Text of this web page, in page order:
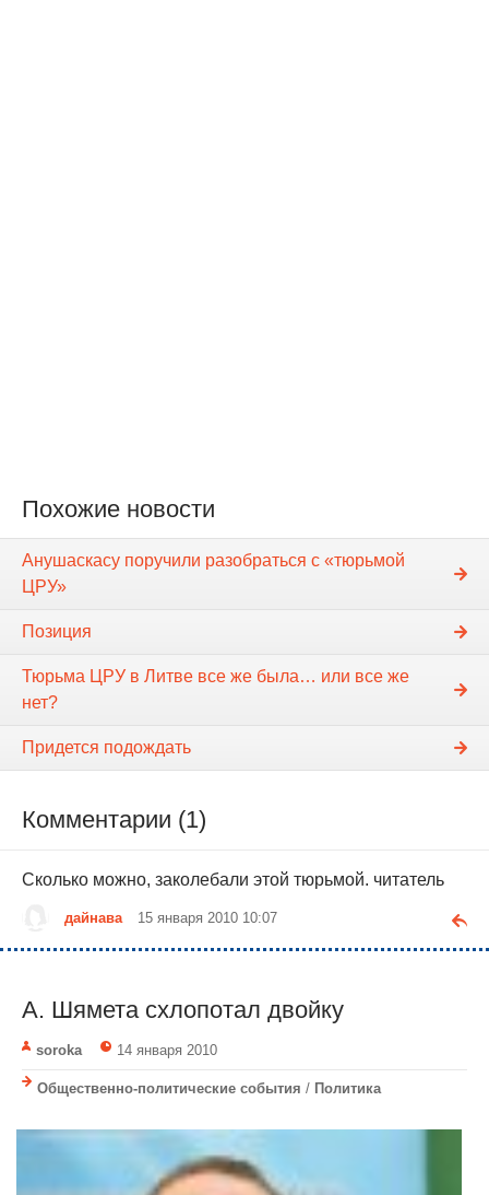
Похожие новости
Анушаскасу поручили разобраться с «тюрьмой
ЦРУ»
Позиция
Тюрьма ЦРУ в Литве все же была… или все же
нет?
Придется подождать
Комментарии (1)
Cколько можно, заколебали этой тюрьмой. читатель
дайнава 15 января 2010 10:07
А. Шямета схлопотал двойку
soroka 14 января 2010
Общественно-политические события / Политика